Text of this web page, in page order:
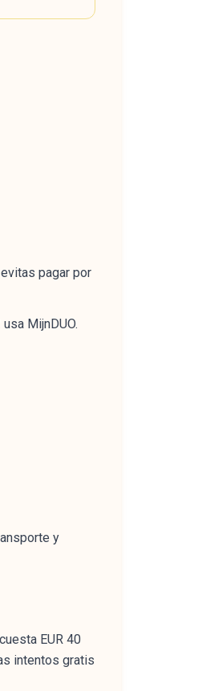
pagar por
MijnDUO.
y
EUR 40
intentos gratis